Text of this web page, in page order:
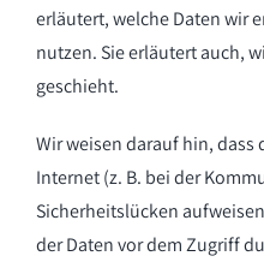
erläutert, welche Daten wir
nutzen. Sie erläutert auch,
geschieht.
Wir weisen darauf hin,
Internet (z. B. bei der
Sicherheitslücken
der Daten vor dem Zugriff